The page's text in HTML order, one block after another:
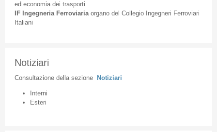
ed economia dei trasporti
IF Ingegneria Ferroviaria organodel Collegio Ingegneri Ferroviari
Italiani
Notiziari
Consultazione della sezione Notiziari
Interni
Esteri